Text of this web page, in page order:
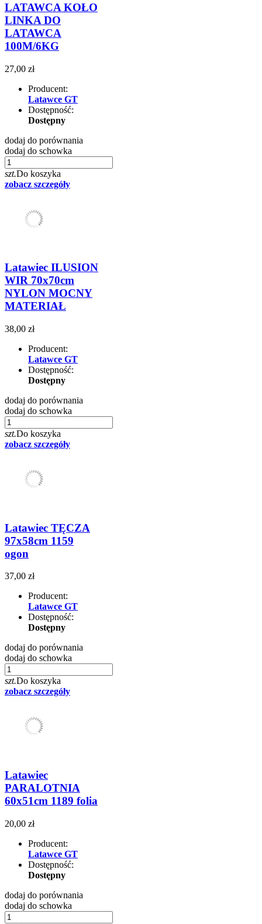
LATAWCA KOŁO
LINKA DO
LATAWCA
100M/6KG
27,00 zł
Producent:
Latawce GT
Dostępność:
Dostępny
dodaj do porównania
dodaj do schowka
szt.Do koszyka
zobacz szczegóły
Latawiec ILUSION
WIR 70x70cm
NYLON MOCNY
MATERIAŁ
38,00 zł
Producent:
Latawce GT
Dostępność:
Dostępny
dodaj do porównania
dodaj do schowka
szt.Do koszyka
zobacz szczegóły
Latawiec TĘCZA
97x58cm 1159
ogon
37,00 zł
Producent:
Latawce GT
Dostępność:
Dostępny
dodaj do porównania
dodaj do schowka
szt.Do koszyka
zobacz szczegóły
Latawiec
PARALOTNIA
60x51cm 1189 folia
20,00 zł
Producent:
Latawce GT
Dostępność:
Dostępny
dodaj do porównania
dodaj do schowka